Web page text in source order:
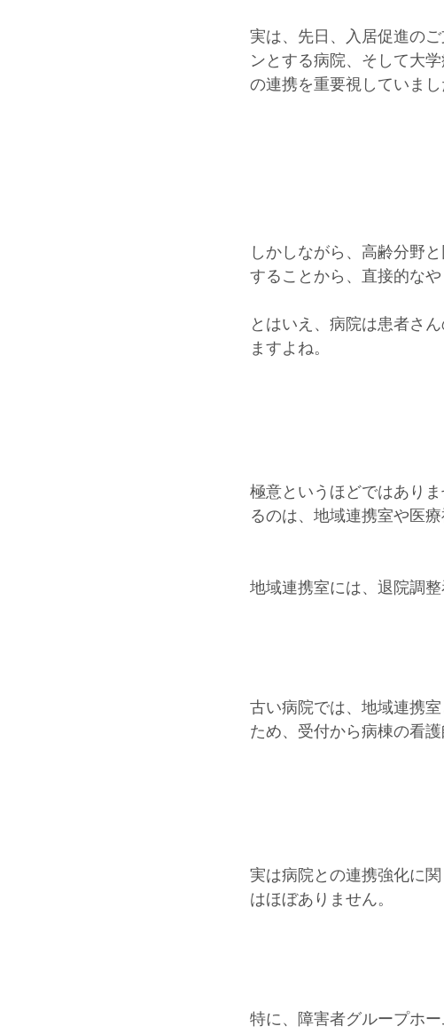
実は、先日、入居促進の
ンとする病院、そして大
の連携を重要視していまし
しかしながら、高齢分野
することから、直接的な
とはいえ、病院は患者さ
ますよね。
極意というほどではあり
るのは、地域連携室や医
地域連携室には、退院調
古い病院では、地域連携
ため、受付から病棟の看
実は病院との連携強化に
はほぼありません。
特に、障害者グループホ